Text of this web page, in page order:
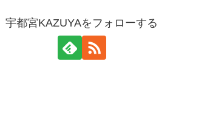
宇都宮KAZUYAをフォローする